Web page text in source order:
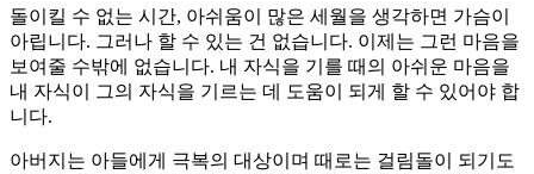
돌이킬 수 없는 시간, 아쉬움이 많은 세월을 생각하면 가슴이
아립니다. 그러나 할 수 있는 건 없습니다. 이제는 그런 마음을
보여줄 수밖에 없습니다. 내 자식을 기를 때의 아쉬운 마음을
내 자식이 그의 자식을 기르는 데 도움이 되게 할 수 있어야 합
니다.
아버지는 아들에게 극복의 대상이며 때로는 걸림돌이 되기도